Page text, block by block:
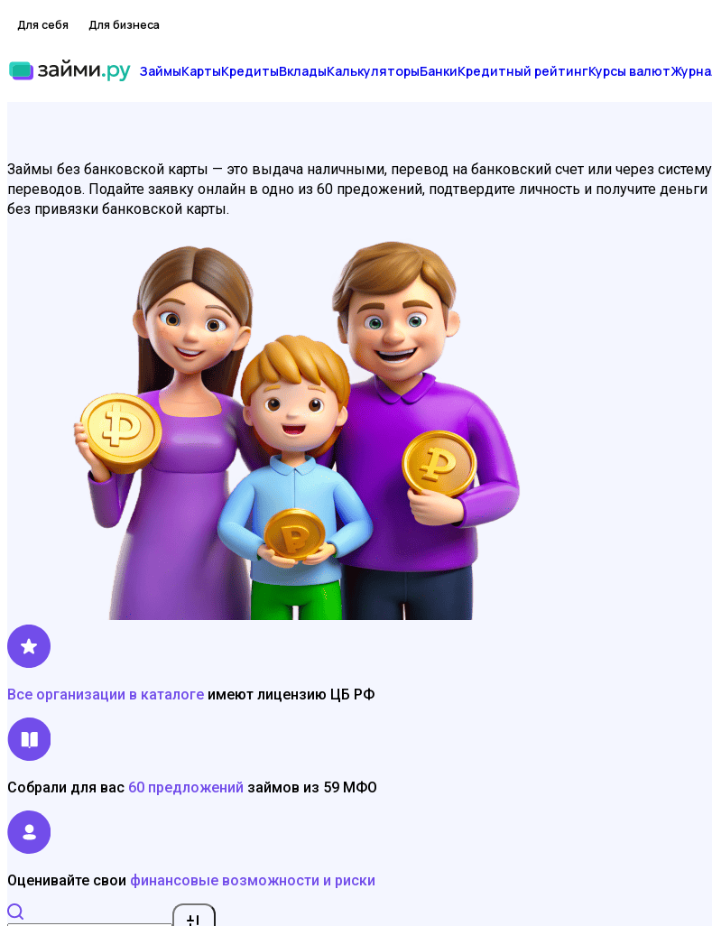
Для себя Для бизнеса
ЗаймыКартыКредитыВкладыКалькуляторыБанкиКредитный рейтингКурсы валют
Займы без банковской карты — это выдача наличными, перевод на банковский счет или через систему
переводов. Подайте заявку онлайн в одно из 60 предожений, подтвердите личность и получите деньги
без привязки банковской карты.
Все организации в каталоге имеют лицензию ЦБ РФ
Собрали для вас 60 предложений займов из 59 МФО
Оценивайте свои финансовые возможности и риски